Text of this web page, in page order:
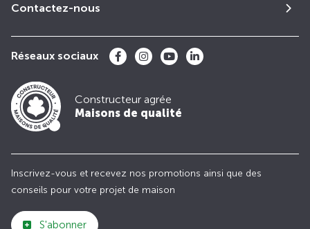
Contactez-nous
Réseaux sociaux
Constructeur agrée
Maisons de qualité
Inscrivez-vous et recevez nos promotions ainsi que des
conseils pour votre projet de maison
S'abonner